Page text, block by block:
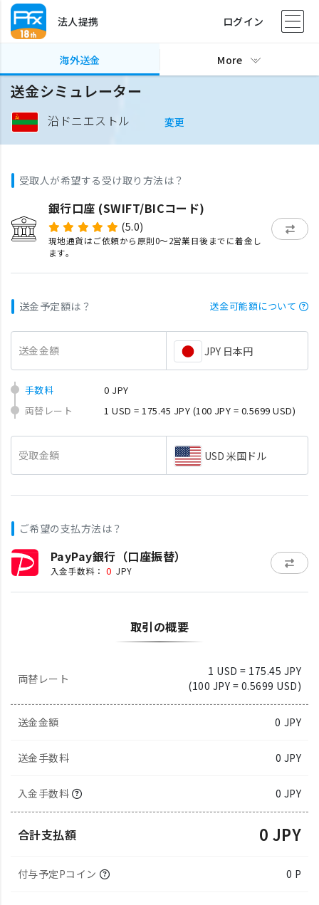
法人提携 ログイン
海外送金 More
送金シミュレーター
沿ドニエストル 変更
受取人が希望する受け取り方法は？
銀行口座 (SWIFT/BICコード)
(5.0)
現地通貨はご依頼から原則0〜2営業日後までに着金し
ます。
送金予定額は？ 送金可能額について
送金金額 JPY 日本円
手数料
0 JPY
両替レート
1 USD = 175.45 JPY (100 JPY = 0.5699 USD)
受取金額 USD 米国ドル
ご希望の支払方法は？
PayPay銀行（口座振替）
入金手数料： 0 JPY
取引の概要
両替レート
1 USD = 175.45 JPY
(100 JPY = 0.5699 USD)
送金金額 0 JPY
送金手数料 0 JPY
入金手数料 0 JPY
合計支払額 0 JPY
付与予定Pコイン 0 P